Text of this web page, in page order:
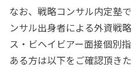
なお、戦略コンサル内定塾
ンサル出身者による外資戦
ス・ビヘイビアー面接個別
ある方は以下をご確認頂き